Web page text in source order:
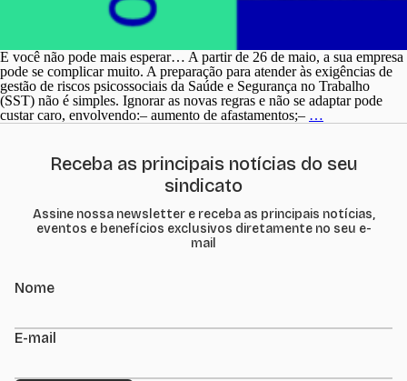
E você não pode mais esperar… A partir de 26 de maio, a sua empresa
pode se complicar muito. A preparação para atender às exigências de
gestão de riscos psicossociais da Saúde e Segurança no Trabalho
(SST) não é simples. Ignorar as novas regras e não se adaptar pode
custar caro, envolvendo:– aumento de afastamentos;– …
prazo
NR1
está
Receba as principais notícias do seu
sindicato
Assine nossa newsletter e receba as principais notícias,
eventos e benefícios exclusivos diretamente no seu e-
mail
Nome
E-mail